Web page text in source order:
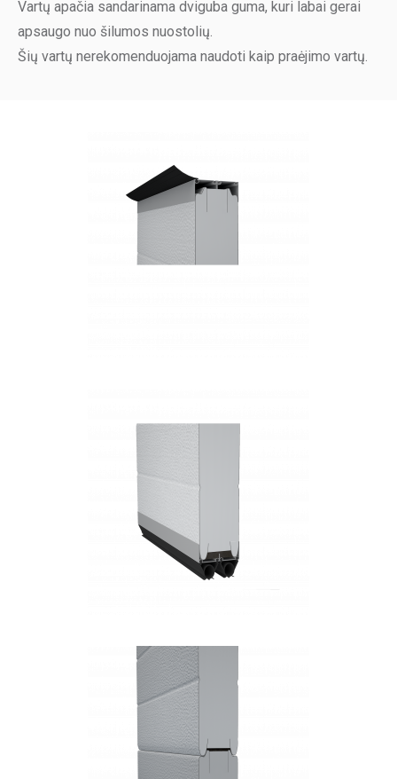
Vartų apačia sandarinama dviguba guma, kuri labai gerai
apsaugo nuo šilumos nuostolių.
Šių vartų nerekomenduojama naudoti kaip praėjimo vartų.